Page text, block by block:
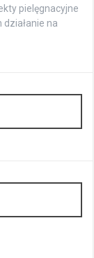
pielęgnacyjne
działanie na